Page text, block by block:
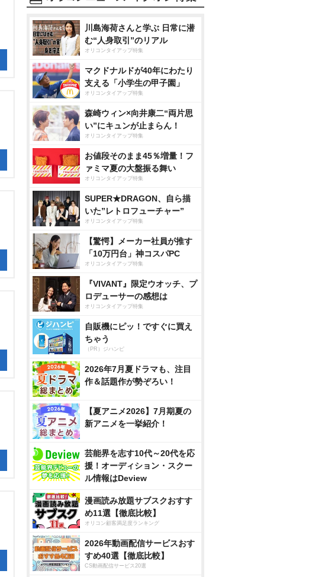
川島海荷さんと学ぶ 日常に潜
む“人身取引”のリアル
オリコンタイアップ特集
マクドナルドが40年にわたり
支える「小学生の甲子園」
オリコンタイアップ特集
森崎ウィン×向井康二“両片思
い”にキュンが止まらん！
オリコンタイアップ特集
お値段そのまま45％増量！フ
ァミマ夏の大盤振る舞い
オリコンタイアップ特集
SUPER★DRAGON、自ら描
いた”レトロフューチャー”
オリコンタイアップ特集
【驚愕】メーカー社員が推す
「10万円台」神コスパPC
オリコンタイアップ特集
『VIVANT』限定ウオッチ、プ
ロデューサーの感想は
オリコンタイアップ特集
自販機にピッ！ですぐに買え
ちゃう
（PR）ジハンピ
2026年7月夏ドラマも、注目
作＆話題作が勢ぞろい！
【夏アニメ2026】7月期夏の
新アニメを一挙紹介！
芸能界を志す10代～20代を応
援！オーディション・スクー
ル情報はDeview
漫画読み放題サブスクおすす
め11選【徹底比較】
オリコン顧客満足度ランキング
2026年動画配信サービスおす
すめ40選【徹底比較】
CS動画配信サービス20選